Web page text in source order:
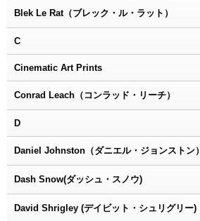
Blek Le Rat（ブレック・ル・ラット）
C
Cinematic Art Prints
Conrad Leach（コンラッド・リーチ）
D
Daniel Johnston（ダニエル・ジョンストン）
Dash Snow(ダッシュ・スノウ)
David Shrigley (デイビット・シュリグリー)